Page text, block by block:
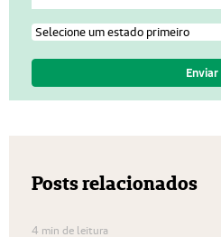
Posts relacionados
4 min de leitura